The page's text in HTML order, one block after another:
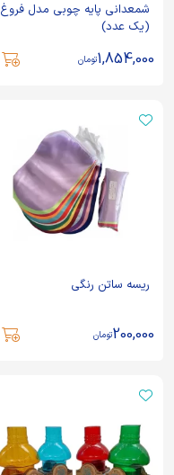
شمعدانی پایه چوبی مدل فروغ
(یک عدد)
1,854,000تومان
ریسه ساتن رنگی
200,000تومان